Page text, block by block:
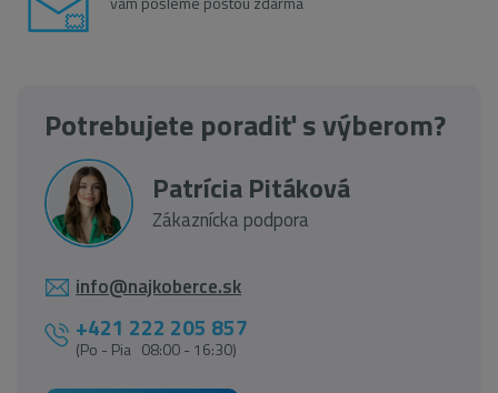
Potrebujete poradiť s výberom?
Patrícia Pitáková
Zákaznícka podpora
info@najkoberce.sk
+421 222 205 857
(Po - Pia 08:00 - 16:30)